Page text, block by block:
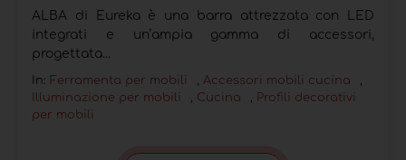
ALBA di Eureka è una barra attrezzata con LED
integrati e un’ampia gamma di accessori,
progettata...
In: Ferramenta per mobili , Accessori mobili cucina
,
Illuminazione per mobili
, Cucina , Profili decorativi
per mobili